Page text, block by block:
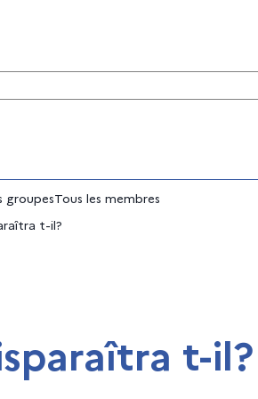
groupesTous les membres
t-il?
t-il?